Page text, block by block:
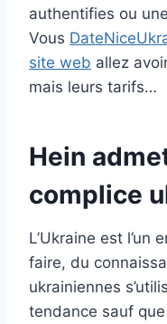
authentifies ou
Vous
site web allez
mais leurs tarifs…
Hein
complice
L’Ukraine est l’un
faire, du
ukrainiennes
tendance sauf